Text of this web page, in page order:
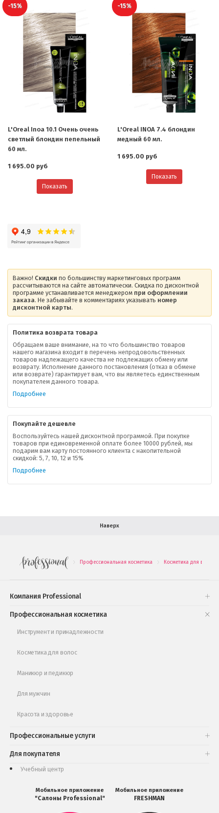
-15%
L'Oreal Inoa 10.1 Очень очень
светлый блондин пепельный
60 мл.
1 695.00 руб
Показать
-15%
L'Oreal INOA 7.4 блондин
медный 60 мл.
1 695.00 руб
Показать
Важно! Скидки по большинству маркетинговых программ
рассчитываются на сайте автоматически. Скидка по дисконтной
программе устанавливается менеджером при оформлении
заказа. Не забывайте в комментариях указывать номер
дисконтной карты.
Политика возврата товара
Обращаем ваше внимание, на то что большинство товаров
нашего магазина входит в перечень непродовольственных
товаров надлежащего качества не подлежащих обмену или
возврату. Исполнение данного постановления (отказ в обмене
или возврате) гарантирует вам, что вы являетесь единственным
покупателем данного товара.
Подробнее
Покупайте дешевле
Воспользуйтесь нашей дисконтной программой. При покупке
товаров при единовременной оплате более 10000 рублей, мы
подарим вам карту постоянного клиента с накопительной
скидкой: 5, 7, 10, 12 и 15%
Подробнее
Наверх
. Профессиональная косметика . Косметика для волос
Компания Professional
О компании
Ваша скидка
Контактная информация
В помощь покупателю
Форма обратной связи
Профессиональная косметика
Инструмент и принадлежности
Косметика для волос
Маникюр и педикюр
Для мужчин
Красота и здоровье
Профессиональные услуги
Для покупателя
Подарочные наборы
Обучающее видео
Учебный центр
Мобильное приложение
"Салоны Professional"
Мобильное приложение
FRESHMAN